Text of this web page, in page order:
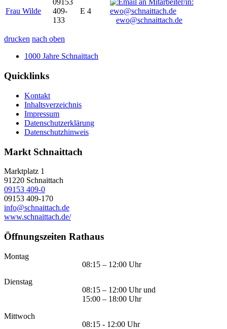
Frau Wilde
09153
409-
133
E 4
ewo@schnaittach.de
drucken nach oben
1000 Jahre Schnaittach
Quicklinks
Kontakt
Inhaltsverzeichnis
Impressum
Datenschutzerklärung
Datenschutzhinweis
Markt Schnaittach
Marktplatz 1
91220 Schnaittach
09153 409-0
09153 409-170
info@schnaittach.de
www.schnaittach.de/
Öffnungszeiten Rathaus
Montag
08:15 – 12:00 Uhr
Dienstag
08:15 – 12:00 Uhr und
15:00 – 18:00 Uhr
Mittwoch
08:15 - 12:00 Uhr